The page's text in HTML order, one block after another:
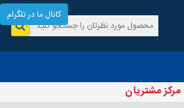
مرکز مشتریان
کانال ما در تلگرام